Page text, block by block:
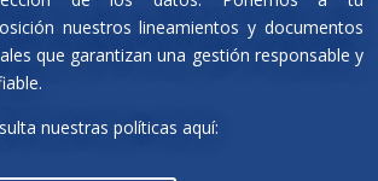
nuestros lineamientos y documentos
que garantizan una gestión responsable y
nuestras políticas aquí: